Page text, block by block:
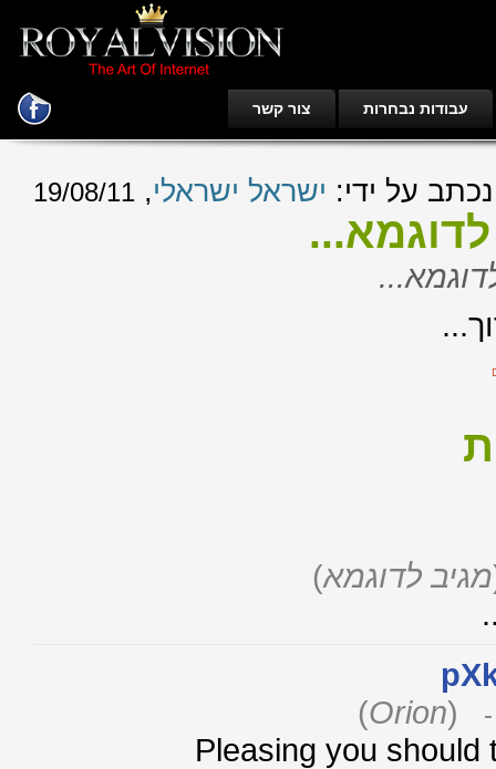
עבודות נבחרות צור קשר
על ידי:ישראל ישראלי,
19/08/11
לדוגמא)
Orion
)
Pleasing you